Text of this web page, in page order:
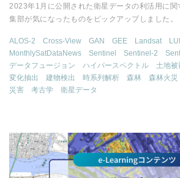
2023年1月に公開された衛星データの利活用に
集部が気になったものをピックアップしました。
ALOS-2 Cross-View GAN GEE Landsat
MonthlySatDataNews
Sentinel Sentinel-2
データフュージョン
ハイパースペクトル 土地
変化抽出
建物検出 時系列解析 森林 森林火災
災害
考古学 衛星データ